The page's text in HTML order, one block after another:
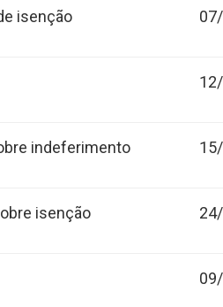
isenção
indeferimento
isenção